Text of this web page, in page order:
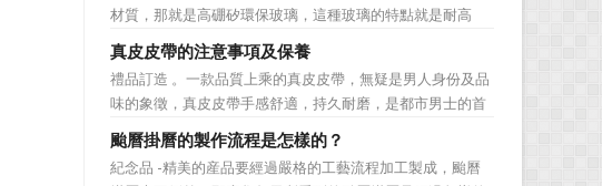
材質，那就是高硼矽環保玻璃，這種玻璃的特點就是耐高
溫，那麼這個耐高溫的溫度限製和準確的含義是什麼呢?禮品
紅的小編給大家總結如下。 耐熱玻璃【Heat-resistant
glass】是指含有耐熱性強的硼酸﹑矽酸成分,能夠...
真皮皮帶的注意事項及保養
禮品訂造 。一款品質上乘的真皮皮帶，無疑是男人身份及品
味的象徵，真皮皮帶手感舒適，持久耐磨，是都市男士的首
選。當你還在髮愁老爸生日禮物送什麼的時候，一款真皮皮
帶就是非常不錯的選擇。但是真皮皮帶如果疏於保養，也會
黯然失色，出現裂痕和破損的痕跡，今天小編就爲大家分享
颱曆掛曆的製作流程是怎樣的？
紀念品 -精美的産品要經過嚴格的工藝流程加工製成，颱曆